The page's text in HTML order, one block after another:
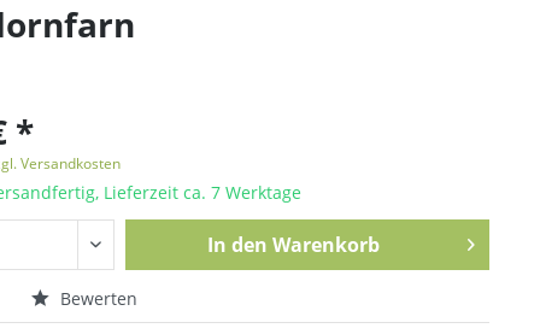
*
Versandkosten
Lieferzeit ca. 7 Werktage
In den Warenkorb
Bewerten